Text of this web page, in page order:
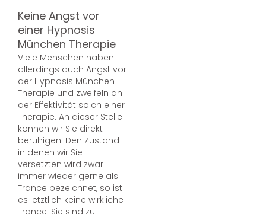
Keine Angst vor
einer Hypnosis
München Therapie
Viele Menschen haben
allerdings auch Angst vor
der Hypnosis München
Therapie und zweifeln an
der Effektivität solch einer
Therapie. An dieser Stelle
können wir Sie direkt
beruhigen. Den Zustand
in denen wir Sie
versetzten wird zwar
immer wieder gerne als
Trance bezeichnet, so ist
es letztlich keine wirkliche